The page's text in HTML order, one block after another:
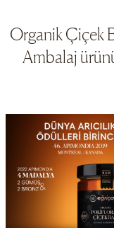
Organik Çiçek
Ambalaj